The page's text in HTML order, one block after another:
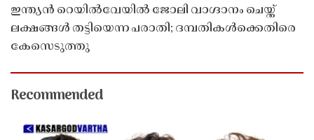
ഇന്ത്യൻ റെയിൽവേയിൽ ജോലി വാഗ്ദാനം ചെയ്ത്
ലക്ഷങ്ങൾ തട്ടിയെന്ന പരാതി; ദമ്പതികൾക്കെതിരെ
കേസെടുത്തു
Recommended